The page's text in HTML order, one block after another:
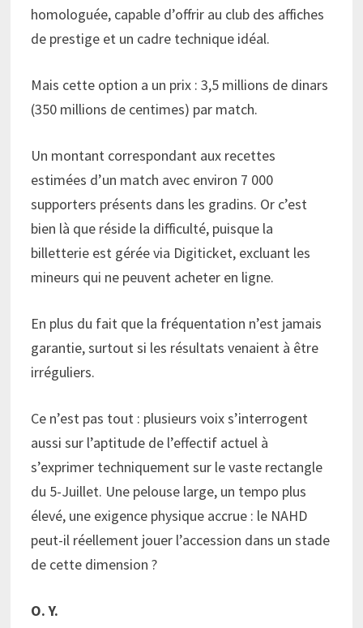
homologuée, capable d’offrir au club des affiches
de prestige et un cadre technique idéal.
Mais cette option a un prix : 3,5 millions de dinars
(350 millions de centimes) par match.
Un montant correspondant aux recettes
estimées d’un match avec environ 7 000
supporters présents dans les gradins. Or c’est
bien là que réside la difficulté, puisque la
billetterie est gérée via Digiticket, excluant les
mineurs qui ne peuvent acheter en ligne.
En plus du fait que la fréquentation n’est jamais
garantie, surtout si les résultats venaient à être
irréguliers.
Ce n’est pas tout : plusieurs voix s’interrogent
aussi sur l’aptitude de l’effectif actuel à
s’exprimer techniquement sur le vaste rectangle
du 5-Juillet. Une pelouse large, un tempo plus
élevé, une exigence physique accrue : le NAHD
peut-il réellement jouer l’accession dans un stade
de cette dimension ?
O. Y.